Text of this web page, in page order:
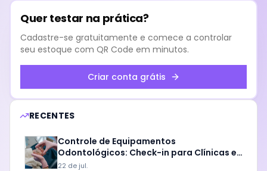
Quer testar na prática?
Cadastre-se gratuitamente e comece a controlar
seu estoque com QR Code em minutos.
Criar conta grátis
RECENTES
Controle de Equipamentos
Odontológicos: Check-in para Clínicas e
Labs
22 de jul.